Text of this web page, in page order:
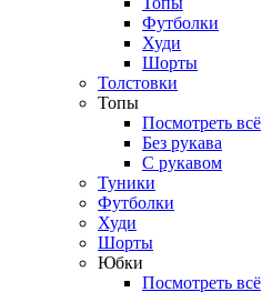
Футболки
Худи
Шорты
Толстовки
Топы
Посмотреть всё
Без рукава
С рукавом
Туники
Футболки
Худи
Шорты
Юбки
Посмотреть всё